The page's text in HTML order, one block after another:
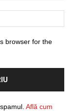
browser for the
Află cum